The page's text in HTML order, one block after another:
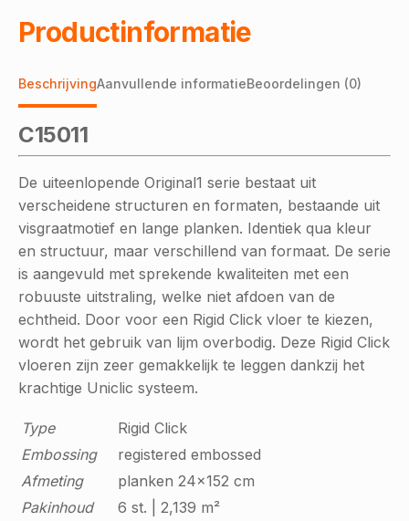
Productinformatie
BeschrijvingAanvullende informatieBeoordelingen (0)
C15011
De uiteenlopende Original1 serie bestaat uit
verscheidene structuren en formaten, bestaande uit
visgraatmotief en lange planken. Identiek qua kleur
en structuur, maar verschillend van formaat. De serie
is aangevuld met sprekende kwaliteiten met een
robuuste uitstraling, welke niet afdoen van de
echtheid. Door voor een Rigid Click vloer te kiezen,
wordt het gebruik van lijm overbodig. Deze Rigid Click
vloeren zijn zeer gemakkelijk te leggen dankzij het
krachtige Uniclic systeem.
Type
Rigid Click
Embossing
registered embossed
Afmeting
planken 24x152 cm
Pakinhoud
6 st. | 2,139 m²